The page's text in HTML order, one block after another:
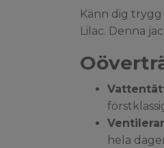
Känn dig
Lilac. Denna
hela